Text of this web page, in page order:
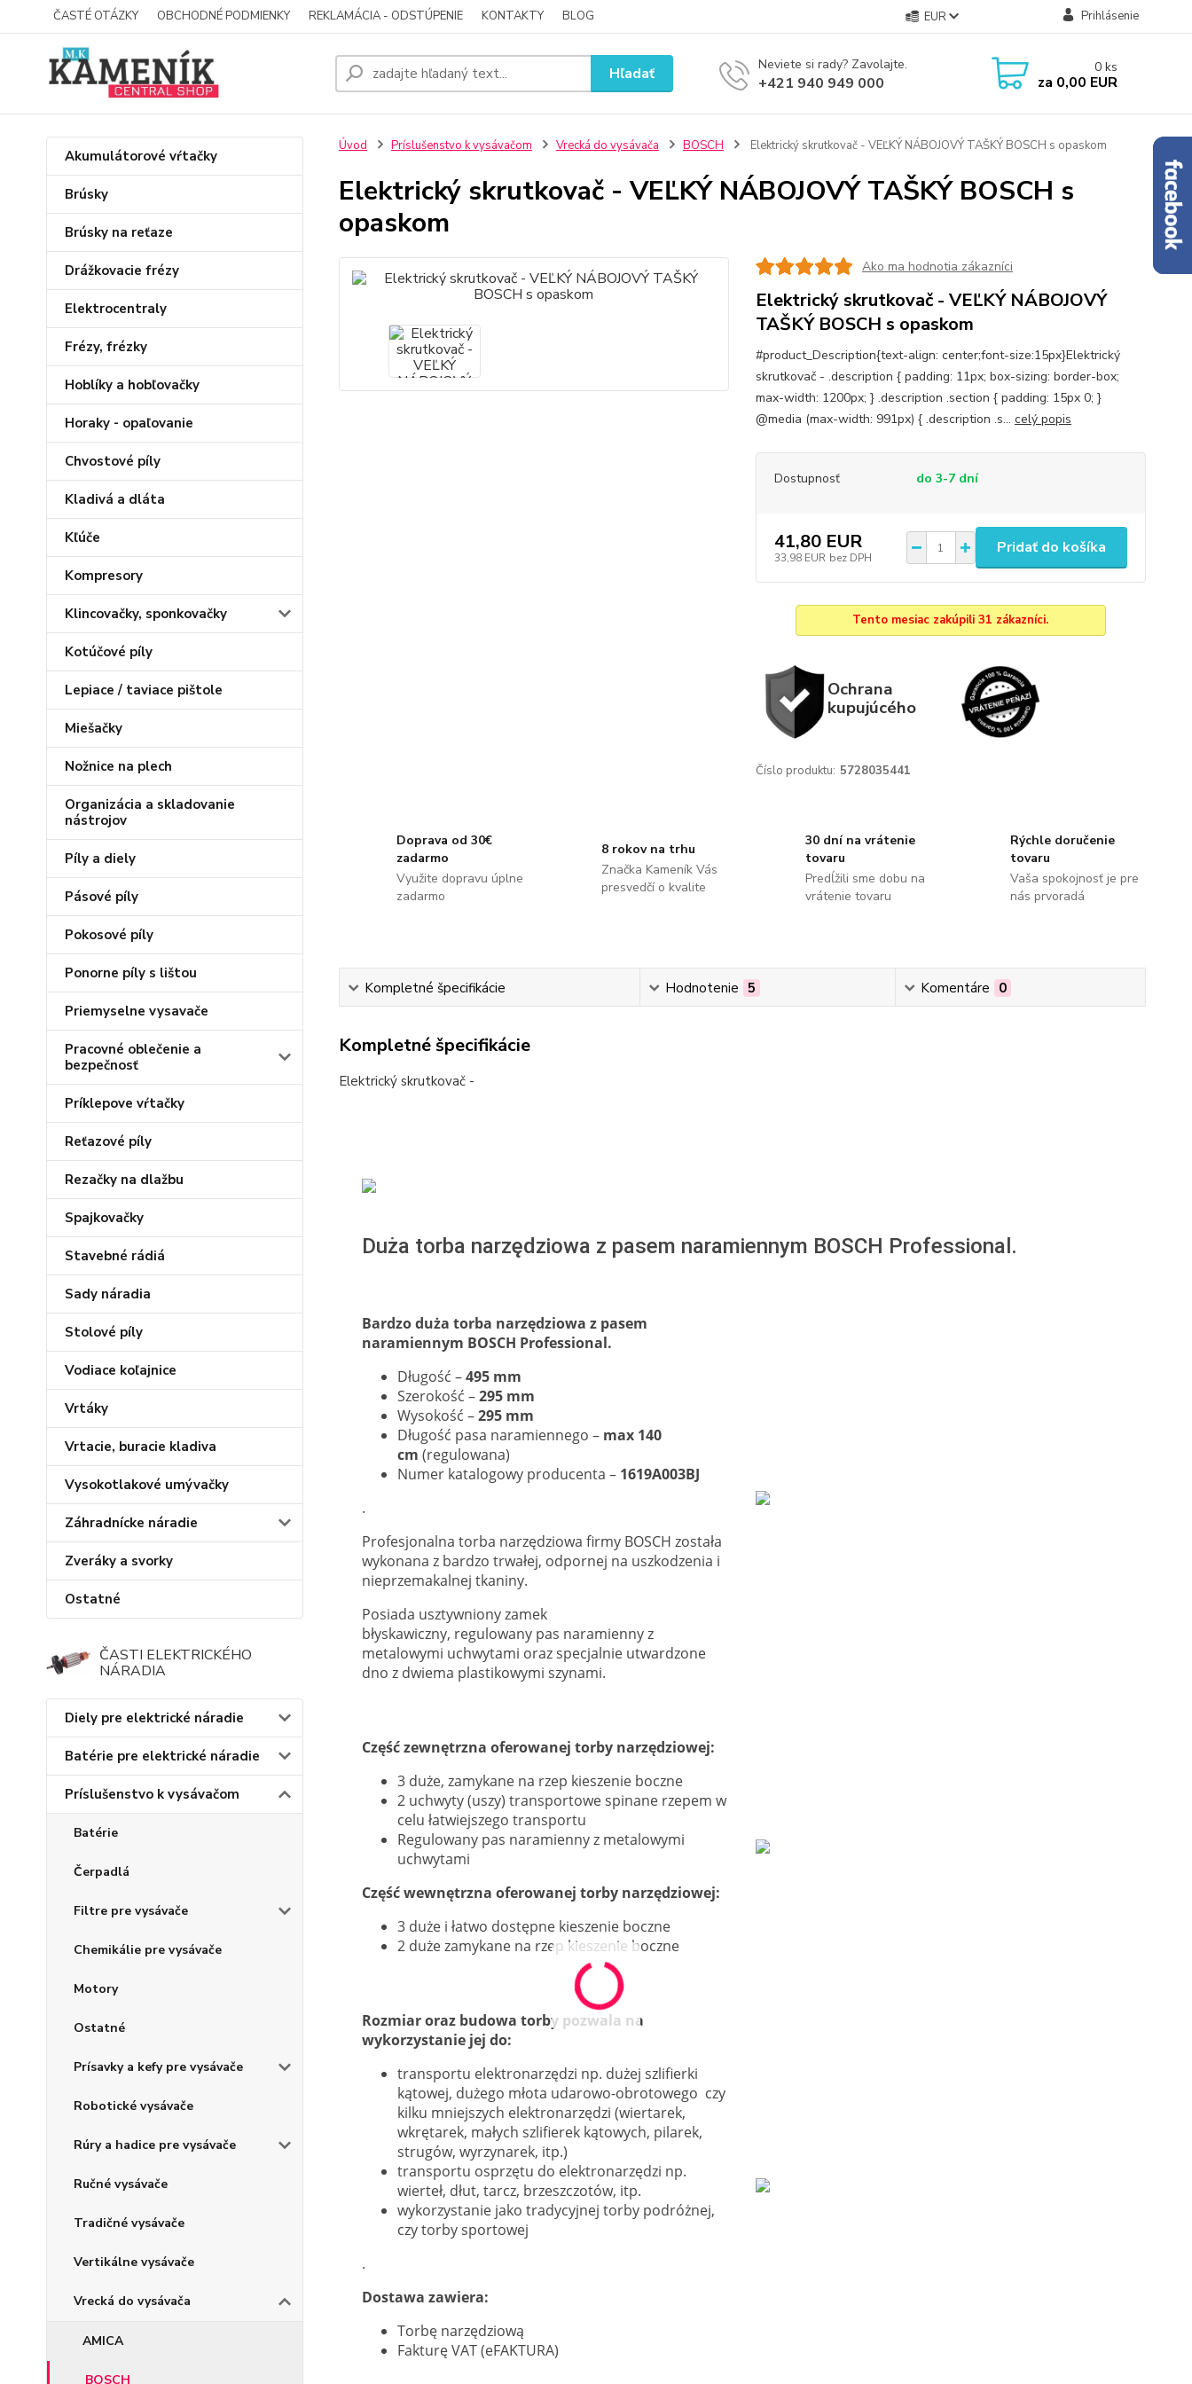
ČASTÉ OTÁZKY OBCHODNÉ PODMIENKY REKLAMÁCIA - ODSTÚPENIE KONTAKTY BLOG EUR Prihlásenie
Hľadať Neviete si rady? Zavolajte.
+421 940 949 000
0 ks
za 0,00 EUR
Akumulátorové vŕtačky
Brúsky
Brúsky na reťaze
Drážkovacie frézy
Elektrocentraly
Frézy, frézky
Hoblíky a hobľovačky
Horaky - opaľovanie
Chvostové píly
Kladivá a dláta
Kľúče
Kompresory
Klincovačky, sponkovačky
Kotúčové píly
Lepiace / taviace pištole
Miešačky
Nožnice na plech
Organizácia a skladovanie
nástrojov
Píly a diely
Pásové píly
Pokosové píly
Ponorne píly s lištou
Priemyselne vysavače
Pracovné oblečenie a
bezpečnosť
Príklepove vŕtačky
Reťazové píly
Rezačky na dlažbu
Spajkovačky
Stavebné rádiá
Sady náradia
Stolové píly
Vodiace koľajnice
Vrtáky
Vrtacie, buracie kladiva
Vysokotlakové umývačky
Záhradnícke náradie
Zveráky a svorky
Ostatné
ČASTI ELEKTRICKÉHO
NÁRADIA
Diely pre elektrické náradie
Batérie pre elektrické náradie
Príslušenstvo k vysávačom
Batérie
Čerpadlá
Filtre pre vysávače
Chemikálie pre vysávače
Motory
Ostatné
Prísavky a kefy pre vysávače
Robotické vysávače
Rúry a hadice pre vysávače
Ručné vysávače
Tradičné vysávače
Vertikálne vysávače
Vrecká do vysávača
AMICA
BOSCH
Úvod Príslušenstvo k vysávačom Vrecká do vysávača BOSCH Elektrický skrutkovač - VEĽKÝ NÁBOJOVÝ TAŠKÝ BOSCH s opaskom
Elektrický skrutkovač - VEĽKÝ NÁBOJOVÝ TAŠKÝ BOSCH s
opaskom
Ako ma hodnotia zákazníci
Elektrický skrutkovač - VEĽKÝ NÁBOJOVÝ
TAŠKÝ BOSCH s opaskom
#product_Description{text-align: center;font-size:15px}Elektrický
skrutkovač - .description { padding: 11px; box-sizing: border-box;
max-width: 1200px; } .description .section { padding: 15px 0; }
@media (max-width: 991px) { .description .s... celý popis
Dostupnosť do 3-7 dní
41,80 EUR
33,98 EUR bez DPH
Pridať do košíka
Tento mesiac zakúpili 31 zákazníci.
Ochrana
kupujúcého
Číslo produktu: 5728035441
Doprava od 30€
zadarmo
Využite dopravu úplne
zadarmo
8 rokov na trhu
Značka Kameník Vás
presvedčí o kvalite
30 dní na vrátenie
tovaru
Predĺžili sme dobu na
vrátenie tovaru
Rýchle doručenie
tovaru
Vaša spokojnosť je pre
nás prvoradá
Kompletné špecifikácie Hodnotenie 5 Komentáre 0
Kompletné špecifikácie
Elektrický skrutkovač -
Duża torba narzędziowa z pasem naramiennym BOSCH Professional.
Bardzo duża torba narzędziowa z pasem
naramiennym BOSCH Professional.
Długość –495 mm
Szerokość –295 mm
Wysokość –295 mm
Długość pasa naramiennego – max 140
cm (regulowana)
Numer katalogowy producenta – 1619A003BJ
.
Profesjonalna torba narzędziowa firmy BOSCH została
wykonana z bardzo trwałej, odpornej na uszkodzenia i
nieprzemakalnej tkaniny.
Posiada usztywniony zamek
błyskawiczny, regulowany pas naramienny z
metalowymi uchwytami oraz specjalnie utwardzone
dno z dwiema plastikowymi szynami.
Część zewnętrzna oferowanej torby narzędziowej:
3 duże, zamykane na rzep kieszenie boczne
2 uchwyty (uszy) transportowe spinane rzepem w
celu łatwiejszego transportu
Regulowany pas naramienny z metalowymi
uchwytami
Część wewnętrzna oferowanej torby narzędziowej:
3 duże i łatwo dostępne kieszenie boczne
2 duże zamykane na rzep kieszenie boczne
Rozmiar oraz budowa torby pozwala na
wykorzystanie jej do:
transportu elektronarzędzi np. dużej szlifierki
kątowej, dużego młota udarowo-obrotowego czy
kilku mniejszych elektronarzędzi (wiertarek,
wkrętarek, małych szlifierek kątowych, pilarek,
strugów, wyrzynarek, itp.)
transportu osprzętu do elektronarzędzi np.
wierteł, dłut, tarcz, brzeszczotów, itp.
wykorzystanie jako tradycyjnej torby podróżnej,
czy torby sportowej
.
Dostawa zawiera:
Torbę narzędziową
Fakturę VAT (eFAKTURA)